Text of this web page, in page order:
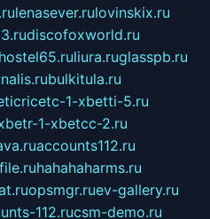
lenasever.rulovinskix.ru
discofoxworld.ru
hostel65.ruliura.ruglasspb.ru
bulkitula.ru
1-xbetti-5.ru
1-xbetcc-2.ru
accounts112.ru
hahahaharms.ru
opsmgr.ruev-gallery.ru
112.rucsm-demo.ru